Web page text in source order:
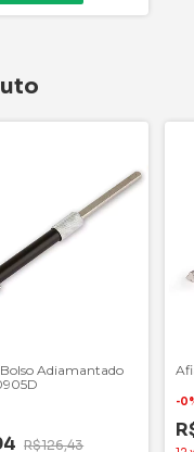
Adiamantado
R$126,43
-0